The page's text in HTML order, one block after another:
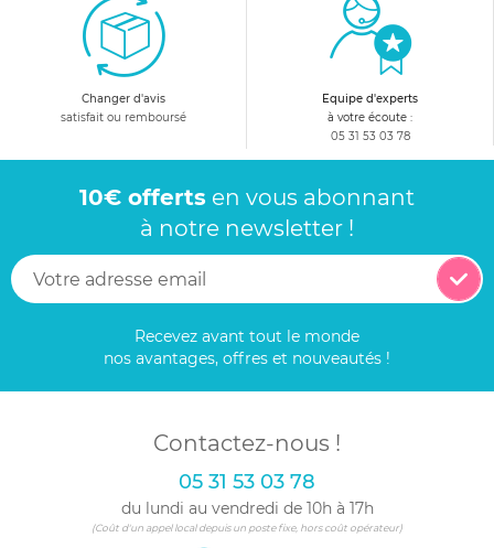
Changer d'avis
satisfait ou remboursé
Equipe d'experts
à votre écoute :
05 31 53 03 78
10€ offerts en vous abonnant
à notre newsletter !
Recevez avant tout le monde
nos avantages, offres et nouveautés !
Contactez-nous !
05 31 53 03 78
du lundi au vendredi de 10h à 17h
(Coût d'un appel local depuis un poste fixe, hors coût opérateur)